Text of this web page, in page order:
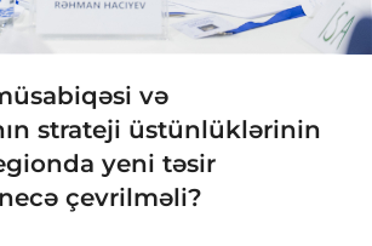
və
strateji üstünlüklərinin
yeni təsir
çevrilməli?